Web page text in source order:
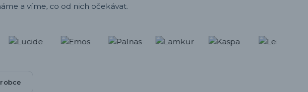
a víme, co od nich očekávat.